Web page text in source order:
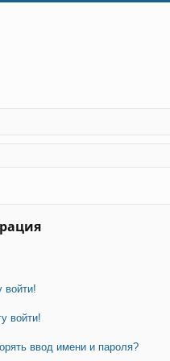
войти!
войти!
ввод имени и пароля?